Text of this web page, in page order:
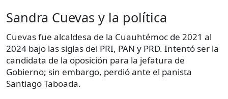
Sandra Cuevas y la política
Cuevas fue alcaldesa de la Cuauhtémoc de 2021 al
2024 bajo las siglas del PRI, PAN y PRD. Intentó ser la
candidata de la oposición para la jefatura de
Gobierno; sin embargo, perdió ante el panista
Santiago Taboada.